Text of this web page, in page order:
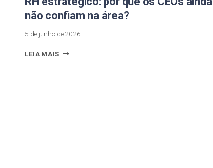
não confiam na área?
5 de junho de 2026
LEIA MAIS